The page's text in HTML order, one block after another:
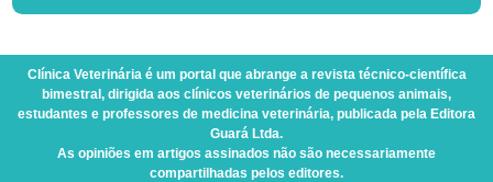
Clínica Veterinária é um portal que abrange a revista técnico-científica
bimestral, dirigida aos clínicos veterinários de pequenos animais,
estudantes e professores de medicina veterinária, publicada pela Editora
Guará Ltda.
As opiniões em artigos assinados não são necessariamente
compartilhadas pelos editores.